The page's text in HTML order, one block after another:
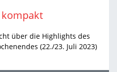
über die Highlights des
(22./23. Juli 2023)